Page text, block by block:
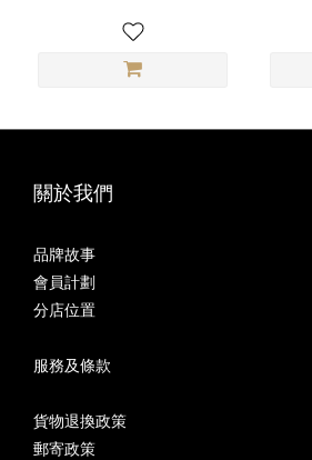
關於我們
品牌故事
會員計劃
分店位置
服務及條款
貨物退換政策
郵寄政策